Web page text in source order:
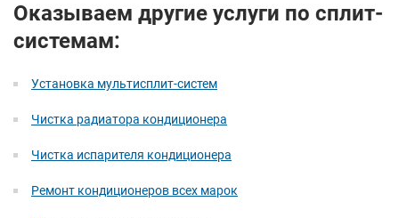
Оказываем другие услуги по сплит-
системам:
Установка мультисплит-систем
Чистка радиатора кондиционера
Чистка испарителя кондиционера
Ремонт кондиционеров всех марок